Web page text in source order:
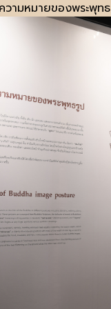
วามหมายของพระพุท